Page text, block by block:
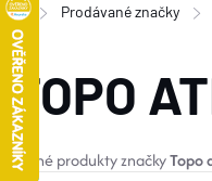
Domů
Prodávané značky
TOPO
Žádné produkty značkyTopo